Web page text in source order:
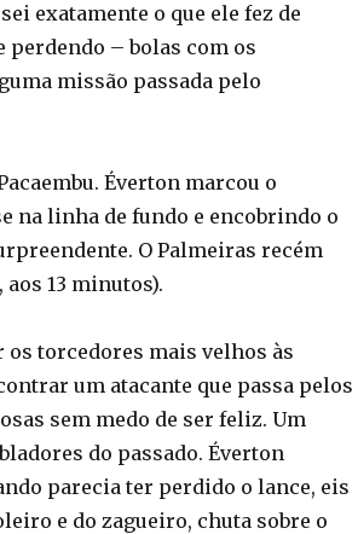
exatamente o que ele fez de
– bolas com os
missão passada pelo
Éverton marcou o
na linha de fundo e encobrindo o
O Palmeiras recém
13 minutos).
os torcedores mais velhos às
um atacante que passa pelos
sem medo de ser feliz. Um
do passado. Éverton
parecia ter perdido o lance, eis
e do zagueiro, chuta sobre o